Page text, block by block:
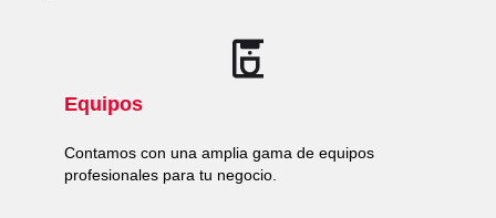
Equipos
Contamos con una amplia gama de equipos
profesionales para tu negocio.